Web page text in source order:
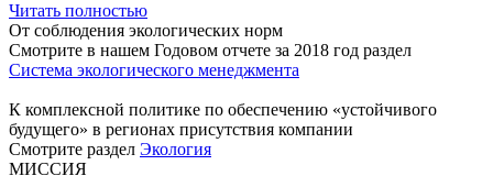
Читать полностью
От соблюдения экологических норм
Смотрите в нашем Годовом отчете за 2018 год раздел
Система экологического менеджмента
К комплексной политике по обеспечению «устойчивого
будущего» в регионах присутствия компании
Смотрите раздел Экология
МИССИЯ